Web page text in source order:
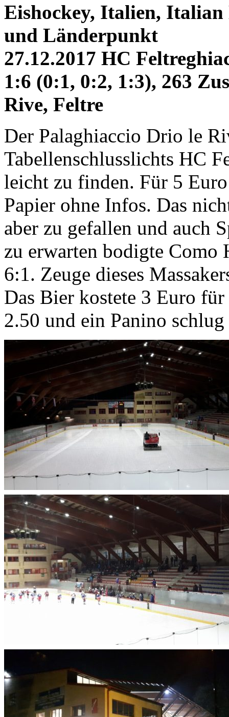
Eishockey, Italien, Italian
und Länderpunkt
27.12.2017 HC
1:6 (0:1, 0:2, 1:3), 263
Rive, Feltre
Der Palaghiaccio Drio le
Tabellenschlusslichts HC
leicht zu finden. Für 5
Papier ohne Infos. Das
aber zu gefallen und auch
zu erwarten bodigte Como
6:1. Zeuge dieses
Das Bier kostete 3 Euro
2.50 und ein Panino